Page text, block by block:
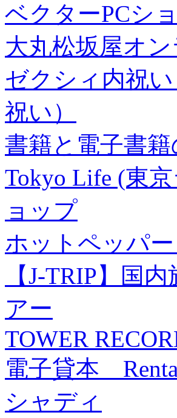
ベクターPCシ
大丸松坂屋オ
ゼクシィ内祝
祝い）
書籍と電子書
Tokyo Life (東
ョップ
ホットペッパ
【J-TRIP】国
アー
TOWER
電子貸本 Renta
シャディ